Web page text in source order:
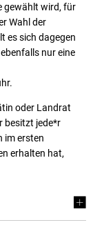
gewählt wird, für
Wahl der
es sich dagegen
nur eine
oder Landrat
besitzt jede*r
im ersten
erhalten hat,